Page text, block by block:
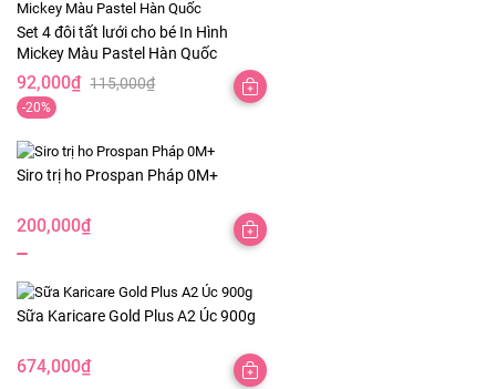
330,000₫
đến
650,000₫
Set 4 đôi tất lưới cho bé In Hình
Mickey Màu Pastel Hàn Quốc
115,000₫
Giá
gốc
là:
115,000₫.
92,000₫
Giá
hiện
tại
là:
-20%
Siro trị ho Prospan Pháp 0M+
200,000₫
Sữa Karicare Gold Plus A2 Úc 900g
674,000₫